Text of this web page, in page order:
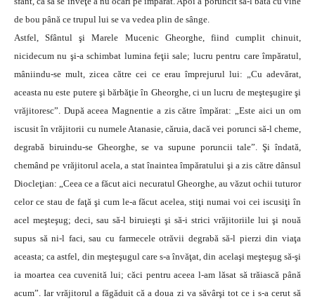
de bou până ce trupul lui se va vedea plin de sânge.
Astfel, Sfântul şi Marele Mucenic Gheorghe, fiind cumplit chinuit,
nicidecum nu şi-a schimbat lumina feţii sale; lucru pentru care împăratul,
mâniindu-se mult, zicea către cei ce erau împrejurul lui: „Cu adevărat,
aceasta nu este putere şi bărbăţie în Gheorghe, ci un lucru de meşteşugire şi
vrăjitoresc”. După aceea Magnentie a zis către împărat: „Este aici un om
iscusit în vrăjitorii cu numele Atanasie, căruia, dacă vei porunci să-l cheme,
degrabă biruindu-se Gheorghe, se va supune poruncii tale”. Şi îndată,
chemând pe vrăjitorul acela, a stat înaintea împăratului şi a zis către dânsul
Diocleţian: „Ceea ce a făcut aici necuratul Gheorghe, au văzut ochii tuturor
celor ce stau de faţă şi cum le-a făcut acelea, stiţi numai voi cei iscusiţi în
acel meşteşug; deci, sau să-l biruieşti şi să-i strici vrăjitoriile lui şi nouă
supus să ni-l faci, sau cu farmecele otrăvii degrabă să-l pierzi din viaţa
aceasta; ca astfel, din meşteşugul care s-a învăţat, din acelaşi meşteşug să-şi
ia moartea cea cuvenită lui; căci pentru aceea l-am lăsat să trăiască până
acum”. Iar vrăjitorul a făgăduit că a doua zi va săvârşi tot ce i s-a cerut să